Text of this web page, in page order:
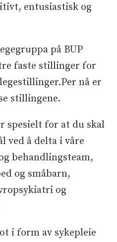
entusiastisk og
på BUP
faste stillinger for
nå er
stillingene.
spesielt for at du skal
ved å delta i våre
behandlingsteam,
og småbarn,
og
i form av sykepleie